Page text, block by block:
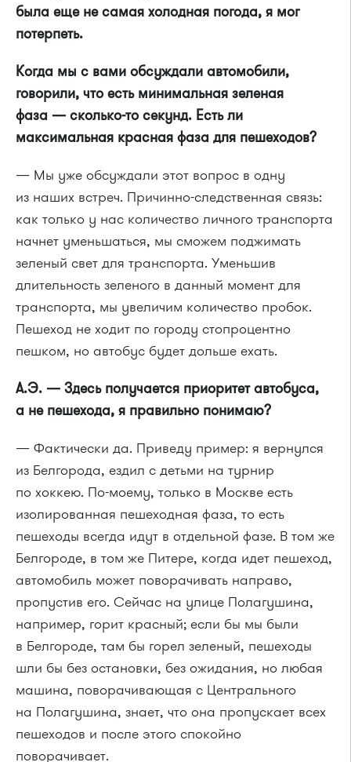
была еще не самая холодная погода, я мог
потерпеть.
Когда мы с вами обсуждали автомобили,
говорили, что есть минимальная зеленая
фаза — сколько-то секунд. Есть ли
максимальная красная фаза для пешеходов?
— Мы уже обсуждали этот вопрос в одну
из наших встреч. Причинно-следственная связь:
как только у нас количество личного транспорта
начнет уменьшаться, мы сможем поджимать
зеленый свет для транспорта. Уменьшив
длительность зеленого в данный момент для
транспорта, мы увеличим количество пробок.
Пешеход не ходит по городу стопроцентно
пешком, но автобус будет дольше ехать.
А.Э. — Здесь получается приоритет автобуса,
а не пешехода, я правильно понимаю?
— Фактически да. Приведу пример: я вернулся
из Белгорода, ездил с детьми на турнир
по хоккею. По-моему, только в Москве есть
изолированная пешеходная фаза, то есть
пешеходы всегда идут в отдельной фазе. В том же
Белгороде, в том же Питере, когда идет пешеход,
автомобиль может поворачивать направо,
пропустив его. Сейчас на улице Полагушина,
например, горит красный; если бы мы были
в Белгороде, там бы горел зеленый, пешеходы
шли бы без остановки, без ожидания, но любая
машина, поворачивающая с Центрального
на Полагушина, знает, что она пропускает всех
пешеходов и после этого спокойно
поворачивает.